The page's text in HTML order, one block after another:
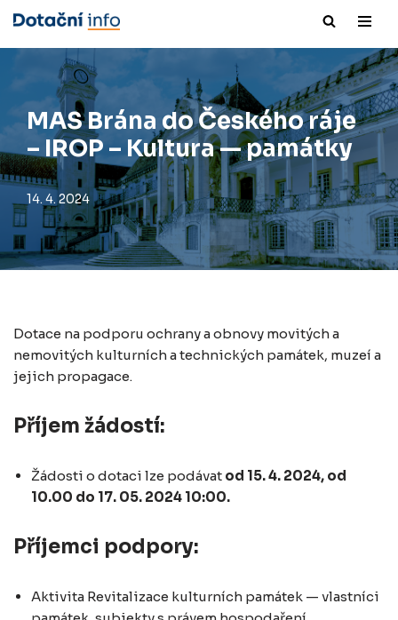
Přeskočit
obsah
MAS Brána do Českého ráje
– IROP – Kultura — památky
14. 4. 2024
Dotace na podporu ochrany a obnovy movitých a
nemovitých kulturních a technických památek, muzeí a
jejich propagace.
Příjem žádostí:
Žádosti o dotaci lze podávat od 15. 4. 2024, od
10.00 do 17. 05. 2024 10:00.
Příjemci podpory:
Aktivita Revitalizace kulturních památek — vlastníci